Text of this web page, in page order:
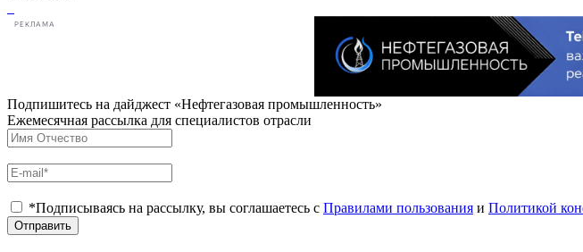
РЕКЛАМА
Подпишитесь на дайджест «Нефтегазовая промышленность»
Ежемесячная рассылка для специалистов отрасли
*Подписываясь на рассылку, вы соглашаетесь с Правилами пользования и Политикой
Отправить